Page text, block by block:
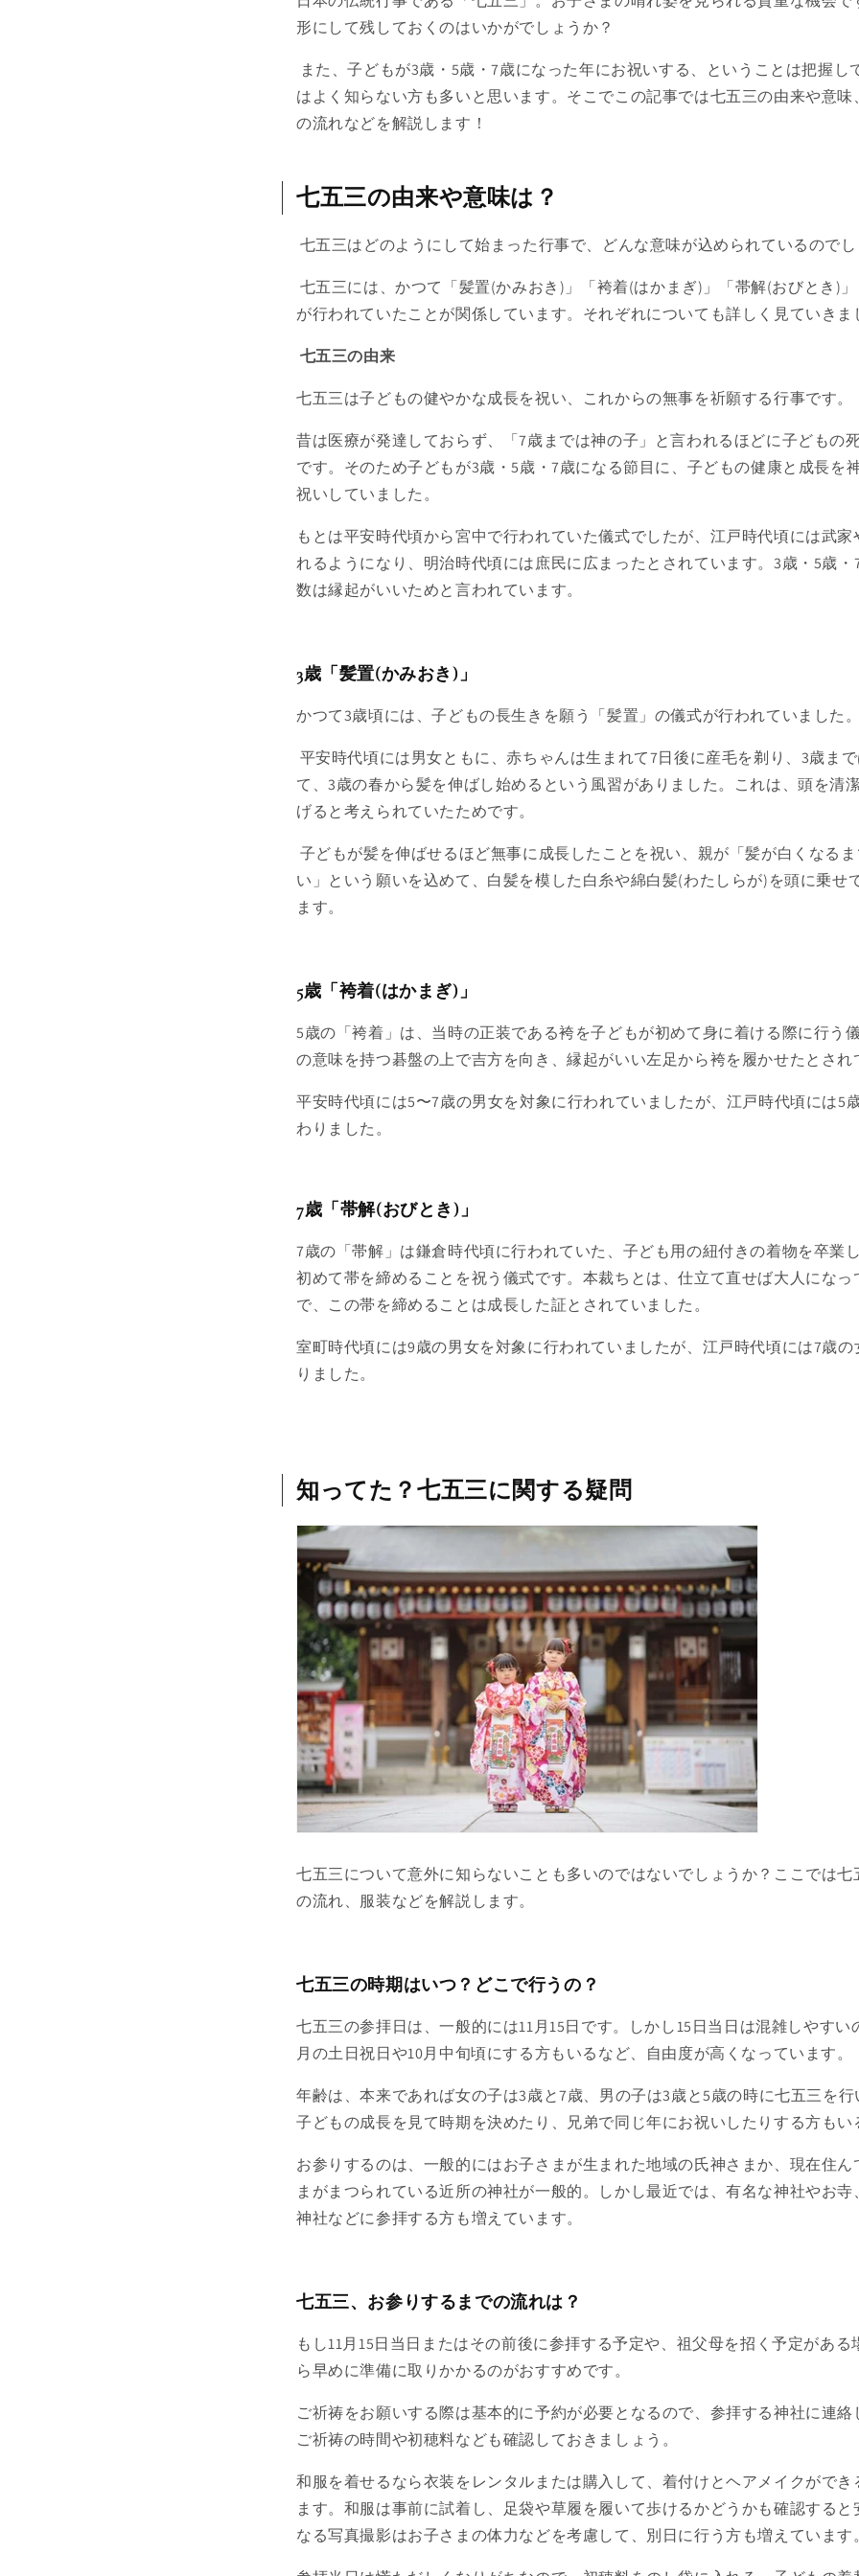
形にして残しておくのはいかがでしょうか？
また、子どもが3歳・5歳・7歳になった年にお祝いする、ということは把握し
はよく知らない方も多いと思います。そこでこの記事では七五三の由来や意
の流れなどを解説します！
七五三の由来や意味は？
七五三はどのようにして始まった行事で、どんな意味が込められているのでし
七五三には、かつて「髪置(かみおき)」「袴着(はかまぎ)」「帯解(おびとき)
が行われていたことが関係しています。それぞれについても詳しく見ていきま
七五三の由来
七五三は子どもの健やかな成長を祝い、これからの無事を祈願する行事です。
昔は医療が発達しておらず、「7歳までは神の子」と言われるほどに子どもの
です。そのため子どもが3歳・5歳・7歳になる節目に、子どもの健康と成長を
祝いしていました。
もとは平安時代頃から宮中で行われていた儀式でしたが、江戸時代頃には武家
れるようになり、明治時代頃には庶民に広まったとされています。3歳・5歳
数は縁起がいいためと言われています。
3歳「髪置(かみおき)」
かつて3歳頃には、子どもの長生きを願う「髪置」の儀式が行われていました。
平安時代頃には男女ともに、赤ちゃんは生まれて7日後に産毛を剃り、3歳ま
て、3歳の春から髪を伸ばし始めるという風習がありました。これは、頭を清
げると考えられていたためです。
子どもが髪を伸ばせるほど無事に成長したことを祝い、親が「髪が白くなる
い」という願いを込めて、白髪を模した白糸や綿白髪(わたしらが)を頭に乗せ
ます。
5歳「袴着(はかまぎ)」
5歳の「袴着」は、当時の正装である袴を子どもが初めて身に着ける際に行う
の意味を持つ碁盤の上で吉方を向き、縁起がいい左足から袴を履かせたとされ
平安時代頃には5〜7歳の男女を対象に行われていましたが、江戸時代頃には5
わりました。
7歳「帯解(おびとき)」
7歳の「帯解」は鎌倉時代頃に行われていた、子ども用の紐付きの着物を卒業
初めて帯を締めることを祝う儀式です。本裁ちとは、仕立て直せば大人になっ
で、この帯を締めることは成長した証とされていました。
室町時代頃には9歳の男女を対象に行われていましたが、江戸時代頃には7歳
りました。
知ってた？七五三に関する疑問
七五三について意外に知らないことも多いのではないでしょうか？ここでは七
の流れ、服装などを解説します。
七五三の時期はいつ？どこで行うの？
七五三の参拝日は、一般的には11月15日です。しかし15日当日は混雑しやすい
月の土日祝日や10月中旬頃にする方もいるなど、自由度が高くなっています。
年齢は、本来であれば女の子は3歳と7歳、男の子は3歳と5歳の時に七五三を
子どもの成長を見て時期を決めたり、兄弟で同じ年にお祝いしたりする方もい
お参りするのは、一般的にはお子さまが生まれた地域の氏神さまか、現在住ん
まがまつられている近所の神社が一般的。しかし最近では、有名な神社やお寺
神社などに参拝する方も増えています。
七五三、お参りするまでの流れは？
もし11月15日当日またはその前後に参拝する予定や、祖父母を招く予定がある
ら早めに準備に取りかかるのがおすすめです。
ご祈祷をお願いする際は基本的に予約が必要となるので、参拝する神社に連絡
ご祈祷の時間や初穂料なども確認しておきましょう。
和服を着せるなら衣装をレンタルまたは購入して、着付けとヘアメイクができ
ます。和服は事前に試着し、足袋や草履を履いて歩けるかどうかも確認すると
なる写真撮影はお子さまの体力などを考慮して、別日に行う方も増えています。